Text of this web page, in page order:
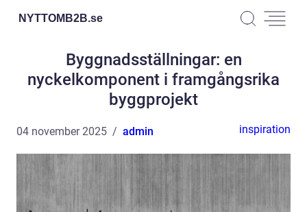
NYTTOMB2B.se
Byggnadsställningar: en
nyckelkomponent i framgångsrika
byggprojekt
04 november 2025 admin inspiration